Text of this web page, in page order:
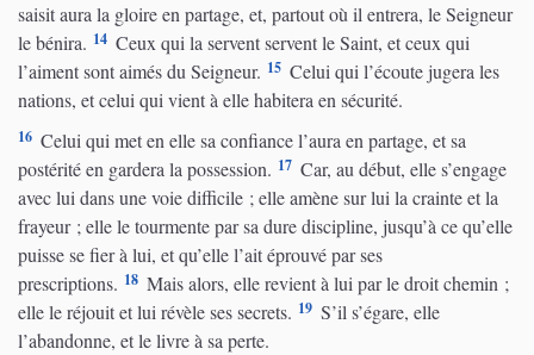
saisit aura la gloire en partage, et, partout où il entrera, le Seigneur
le bénira. 14 Ceux qui la servent servent le Saint, et ceux qui
l’aiment sont aimés du Seigneur. 15 Celui qui l’écoute jugera les
nations, et celui qui vient à elle habitera en sécurité.
16 Celui qui met en elle sa confiance l’aura en partage, et sa
postérité en gardera la possession. 17 Car, au début, elle s’engage
avec lui dans une voie difficile ; elle amène sur lui la crainte et la
frayeur ; elle le tourmente par sa dure discipline, jusqu’à ce qu’elle
puisse se fier à lui, et qu’elle l’ait éprouvé par ses
prescriptions. 18 Mais alors, elle revient à lui par le droit chemin ;
elle le réjouit et lui révèle ses secrets. 19 S’il s’égare, elle
l’abandonne, et le livre à sa perte.